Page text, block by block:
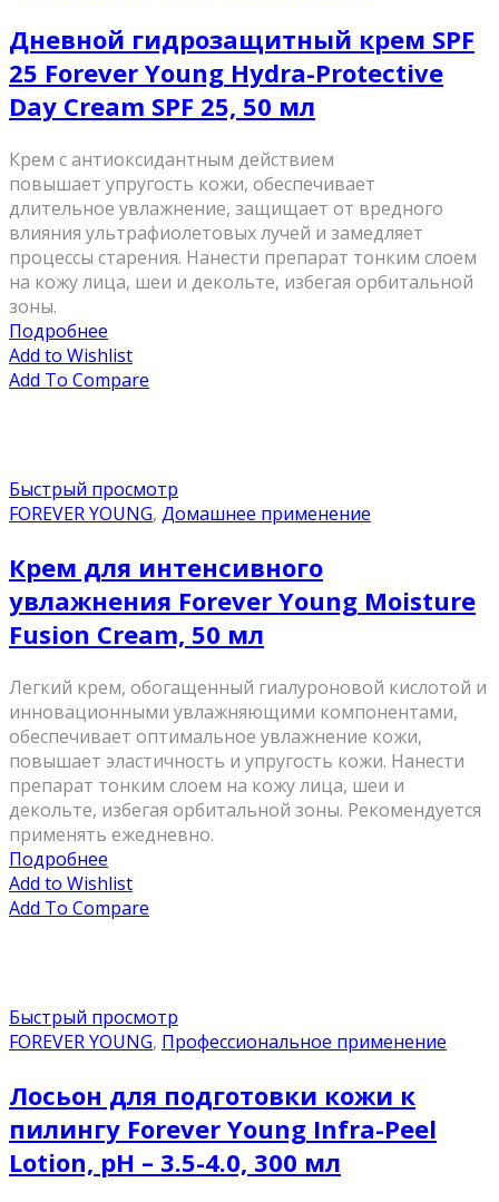
Дневной гидрозащитный крем SPF
25 Forever Young Hydra-Protective
Day Cream SPF 25, 50 мл
Крем с антиоксидантным действием
повышает упругость кожи, обеспечивает
длительное увлажнение, защищает от вредного
влияния ультрафиолетовых лучей и замедляет
процессы старения. Нанести препарат тонким слоем
на кожу лица, шеи и декольте, избегая орбитальной
зоны.
Подробнее
Add to Wishlist
Add To Compare
Быстрый просмотр
FOREVER YOUNG, Домашнее применение
Крем для интенсивного
увлажнения Forever Young Moisture
Fusion Cream, 50 мл
Легкий крем, обогащенный гиалуроновой кислотой и
инновационными увлажняющими компонентами,
обеспечивает оптимальное увлажнение кожи,
повышает эластичность и упругость кожи. Нанести
препарат тонким слоем на кожу лица, шеи и
декольте, избегая орбитальной зоны. Рекомендуется
применять ежедневно.
Подробнее
Add to Wishlist
Add To Compare
Быстрый просмотр
FOREVER YOUNG, Профессиональное применение
Лосьон для подготовки кожи к
пилингу Forever Young Infra-Peel
Lotion, рН – 3.5-4.0, 300 мл